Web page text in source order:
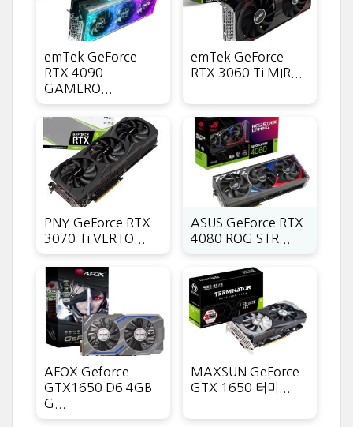
emTek GeForce
RTX 4090
GAMERO...
emTek GeForce
RTX 3060 Ti MIR...
PNY GeForce RTX
3070 Ti VERTO...
ASUS GeForce RTX
4080 ROG STR...
AFOX Geforce
GTX1650 D6 4GB
G...
MAXSUN GeForce
GTX 1650 터미...